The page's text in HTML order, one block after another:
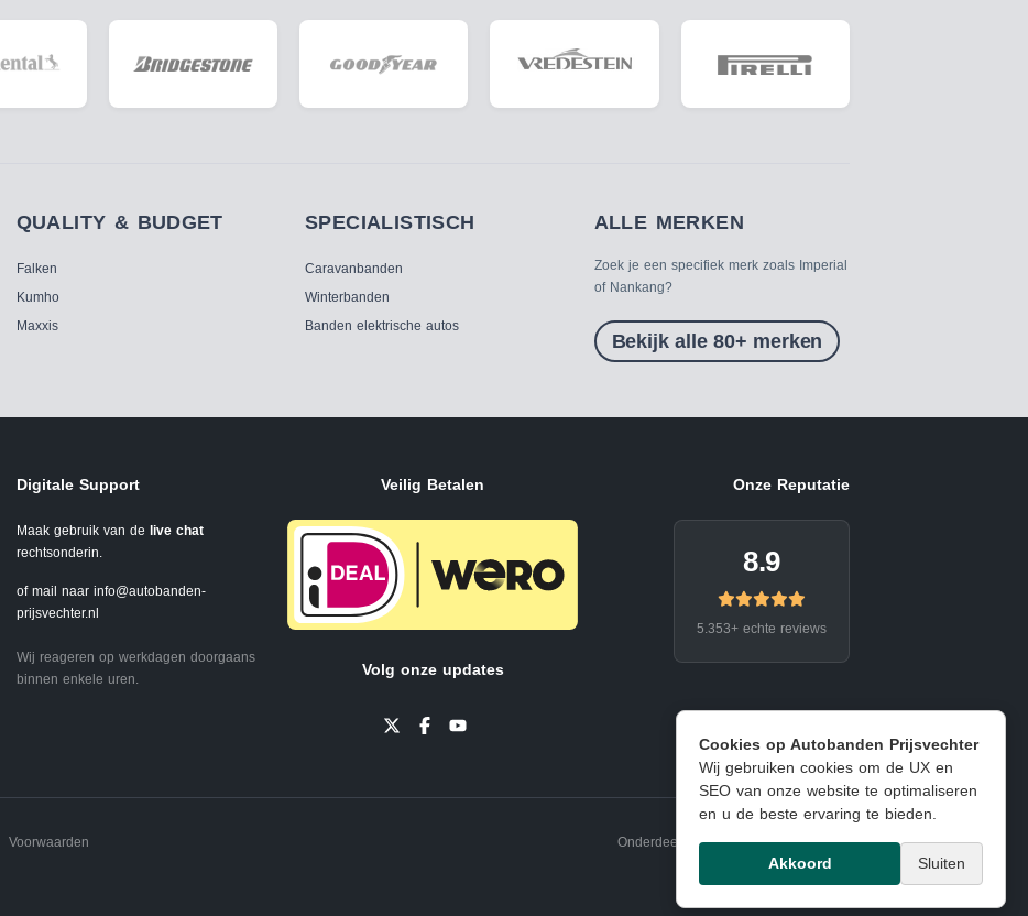
Cookies op Autobanden Prijsvechter
Wij gebruiken cookies om de UX en
SEO van onze website te optimaliseren
en u de beste ervaring te bieden.
Akkoord Sluiten
QUALITY & BUDGET
Falken
Kumho
Maxxis
SPECIALISTISCH
Caravanbanden
Winterbanden
Banden elektrische autos
ALLE MERKEN
Zoek je een specifiek merk zoals Imperial
of Nankang?
Bekijk alle 80+ merken
Digitale Support
Maak gebruik van de live chat
rechtsonderin.
of mail naar info@autobanden-
prijsvechter.nl
Wij reageren op werkdagen doorgaans
binnen enkele uren.
Veilig Betalen
Volg onze updates
Onze Reputatie
8.9
5.353+ echte reviews
Voorwaarden Onderdeel van EJ Banden Oosterhout